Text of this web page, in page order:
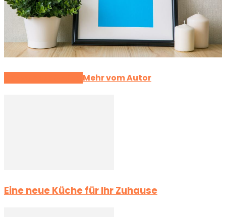
Mehr vom Autor
Eine neue Küche für Ihr Zuhause